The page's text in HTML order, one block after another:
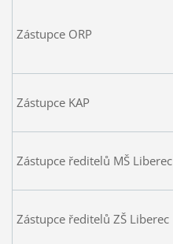
Zástupce ORP
Zástupce KAP
Zástupce ředitelů MŠ Liberec
Zástupce ředitelů ZŠ Liberec